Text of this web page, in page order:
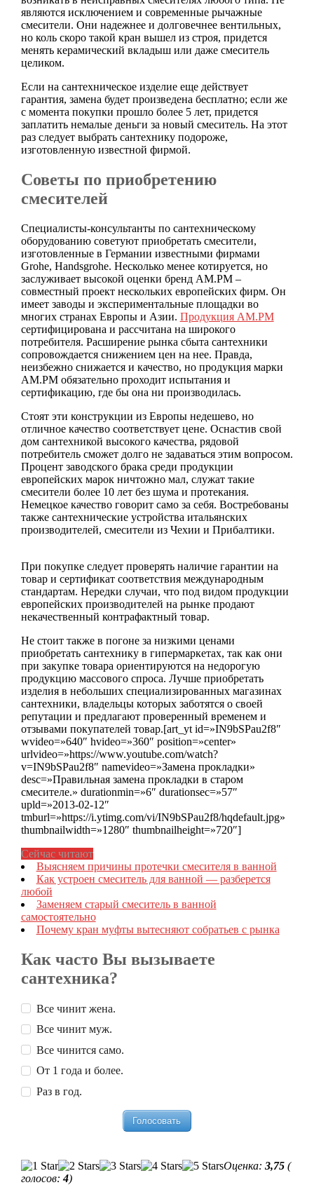
являются исключением и современные рычажные
смесители. Они надежнее и долговечнее вентильных,
но коль скоро такой кран вышел из строя, придется
менять керамический вкладыш или даже смеситель
целиком.
Если на сантехническое изделие еще действует
гарантия, замена будет произведена бесплатно; если же
с момента покупки прошло более 5 лет, придется
заплатить немалые деньги за новый смеситель. На этот
раз следует выбрать сантехнику подороже,
изготовленную известной фирмой.
Советы по приобретению
смесителей
Специалисты-консультанты по сантехническому
оборудованию советуют приобретать смесители,
изготовленные в Германии известными фирмами
Grohe, Handsgrohe. Несколько менее котируется, но
заслуживает высокой оценки бренд АМ.РМ –
совместный проект нескольких европейских фирм. Он
имеет заводы и экспериментальные площадки во
многих странах Европы и Азии. Продукция АМ.РМ
сертифицирована и рассчитана на широкого
потребителя. Расширение рынка сбыта сантехники
сопровождается снижением цен на нее. Правда,
неизбежно снижается и качество, но продукция марки
АМ.РМ обязательно проходит испытания и
сертификацию, где бы она ни производилась.
Стоят эти конструкции из Европы недешево, но
отличное качество соответствует цене. Оснастив свой
дом сантехникой высокого качества, рядовой
потребитель сможет долго не задаваться этим вопросом.
Процент заводского брака среди продукции
европейских марок ничтожно мал, служат такие
смесители более 10 лет без шума и протекания.
Немецкое качество говорит само за себя. Востребованы
также сантехнические устройства итальянских
производителей, смесители из Чехии и Прибалтики.
При покупке следует проверять наличие гарантии на
товар и сертификат соответствия международным
стандартам. Нередки случаи, что под видом продукции
европейских производителей на рынке продают
некачественный контрафактный товар.
Не стоит также в погоне за низкими ценами
приобретать сантехнику в гипермаркетах, так как они
при закупке товара ориентируются на недорогую
продукцию массового спроса. Лучше приобретать
изделия в небольших специализированных магазинах
сантехники, владельцы которых заботятся о своей
репутации и предлагают проверенный временем и
отзывами покупателей товар.[art_yt id=»IN9bSPau2f8″
wvideo=»640″ hvideo=»360″ position=»center»
urlvideo=»https://www.youtube.com/watch?
v=IN9bSPau2f8″ namevideo=»Замена прокладки»
desc=»Правильная замена прокладки в старом
смесителе.» durationmin=»6″ durationsec=»57″
upld=»2013-02-12″
tmburl=»https://i.ytimg.com/vi/IN9bSPau2f8/hqdefault.jpg»
thumbnailwidth=»1280″ thumbnailheight=»720″]
Сейчас читают
Выясняем причины протечки смесителя в ванной
Как устроен смеситель для ванной — разберется
любой
Заменяем старый смеситель в ванной
самостоятельно
Почему кран муфты вытесняют собратьев с рынка
Как часто Вы вызываете
сантехника?
Все чинит жена.
Все чинит муж.
Все чинится само.
От 1 года и более.
Раз в год.
Оценка: 3,75(
голосов:4)